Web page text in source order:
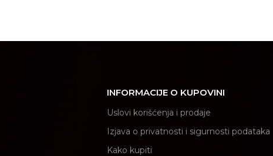
INFORMACIJE O KUPOVINI
Uslovi korišćenja i prodaje
Izjava o privatnosti i sigurnosti podataka
Kako kupiti